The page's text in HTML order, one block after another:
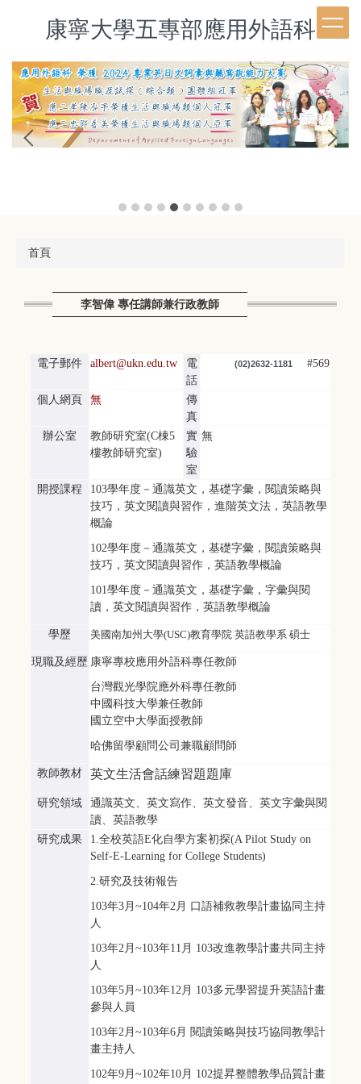
要
區
康寧大學五專部應用外語科
首頁
李智偉 專任講師兼行政教師
電子郵件 albert@ukn.edu.tw
電
話
(02)2632-1181 #569
個人網頁 無
傳
真
辦公室
教師研究室(C棟5
樓教師研究室)
實
驗
室
無
開授課程
103學年度－通識英文，基礎字彙，閱讀策略與
技巧，英文閱讀與習作，進階英文法，英語教學
概論
102學年度－通識英文，基礎字彙，閱讀策略與
技巧，英文閱讀與習作，英語教學概論
101學年度－通識英文，基礎字彙，字彙與閱
讀，英文閱讀與習作，英語教學概論
學歷 美國南加州大學(USC)教育學院 英語教學系 碩士
現職及經歷 康寧專校應用外語科專任教師
台灣觀光學院應外科專任教師
中國科技大學兼任教師
國立空中大學面授教師
哈佛留學顧問公司兼職顧問師
教師教材 英文生活會話練習題題庫
研究領域
通識英文、英文寫作、英文發音、英文字彙與閱
讀、英語教學
研究成果
1.全校英語E化自學方案初探(A Pilot Study on
Self-E-Learning for College Students)
2.研究及技術報告
103年3月~104年2月 口語補救教學計畫協同主持
人
103年2月~103年11月 103改進教學計畫共同主持
人
103年5月~103年12月 103多元學習提升英語計畫
參與人員
103年2月~103年6月 閱讀策略與技巧協同教學計
畫主持人
102年9月~102年10月 102提昇整體教學品質計畫